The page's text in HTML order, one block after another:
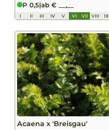
P 0,5|ab € __,__
I II III IV V VI VII VIII IX
Acaena x 'Breisgau'